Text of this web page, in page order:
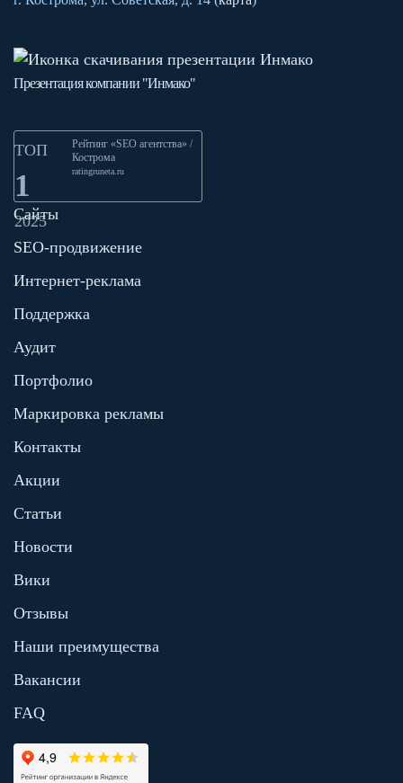
Презентация компании "Инмако"
ТОП
1
2025
Рейтинг «SEO агентства» /
Кострома
ratingruneta.ru
Сайты
SEO-продвижение
Интернет-реклама
Поддержка
Аудит
Портфолио
Маркировка рекламы
Контакты
Акции
Статьи
Новости
Вики
Отзывы
Наши преимущества
Вакансии
FAQ